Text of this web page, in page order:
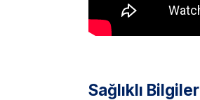
Sağlıklı Bilgiler